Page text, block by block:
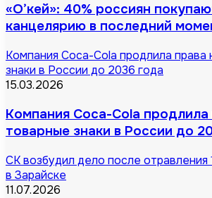
«О’кей»: 40% россиян
канцелярию в последний
Компания Coca-Cola продлила права
знаки в России до 2036 года
15.03.2026
Компания Coca-Cola продлила
товарные знаки в России до
СК возбудил дело после отравления
в Зарайске
11.07.2026